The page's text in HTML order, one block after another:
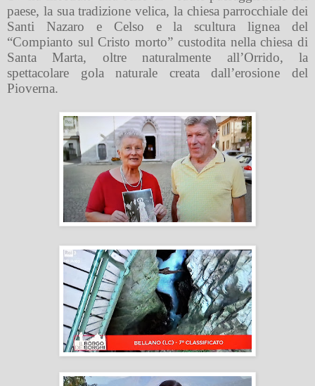
paese, la sua tradizione velica, la chiesa parrocchiale dei
Santi Nazaro e Celso e la scultura lignea del
“Compianto sul Cristo morto” custodita nella chiesa di
Santa Marta, oltre naturalmente all’Orrido, la
spettacolare gola naturale creata dall’erosione del
Pioverna.